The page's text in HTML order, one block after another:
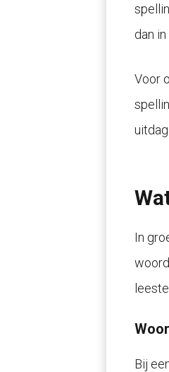
dan
Voor
In
Bij